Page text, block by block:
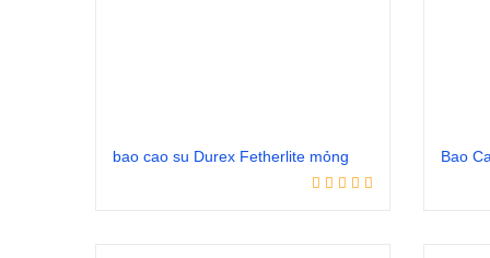
bao cao su Durex Fetherlite mỏng Bao